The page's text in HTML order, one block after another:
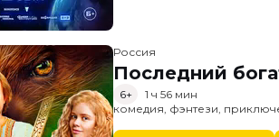
Россия
Последний
6+
1 ч 56 мин
комедия, фэнтези,